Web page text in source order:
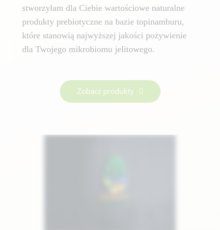
stworzyłam dla Ciebie wartościowe naturalne
produkty prebiotyczne na bazie topinamburu,
które stanowią najwyższej jakości pożywienie
dla Twojego mikrobiomu jelitowego.
Zobacz produkty